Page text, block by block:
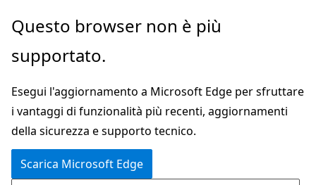
Ignora
passa
contenuto
principale
Passare
allo
spostamento
pagina
Questo browser non è più
supportato.
Esegui l'aggiornamento a Microsoft Edge per sfruttare
i vantaggi di funzionalità più recenti, aggiornamenti
della sicurezza e supporto tecnico.
Scarica Microsoft Edge